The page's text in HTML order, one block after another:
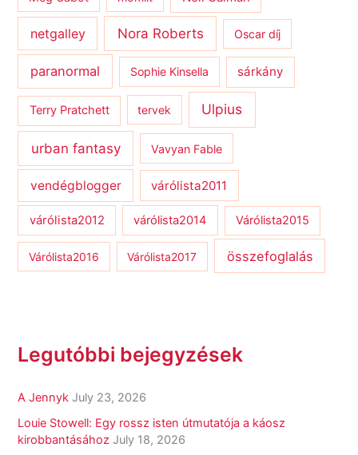
netgalley Nora Roberts Oscar díj
paranormal Sophie Kinsella sárkány
Terry Pratchett tervek Ulpius
urban fantasy Vavyan Fable
vendégblogger várólista2011
várólista2012 várólista2014 Várólista2015
Várólista2016 Várólista2017 összefoglalás
Legutóbbi bejegyzések
A Jennyk July 23, 2026
Louie Stowell: Egy ​rossz isten útmutatója a káosz
kirobbantásához July 18, 2026